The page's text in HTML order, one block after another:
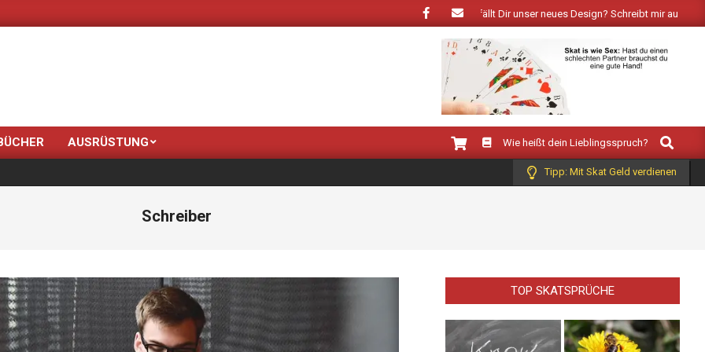
Neue Farben bringt der Frühling: Wie gefällt Dir unser neues Design? Schreibt mir auf Facebook!
AUSRÜSTUNG Wie heißt dein Lieblingsspruch?
Search
Tipp: Mit Skat Geld verdienen
Schreiber
TOP SKATSPRÜCHE